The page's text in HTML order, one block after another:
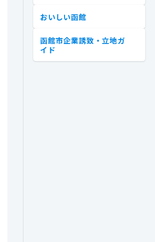
おいしい函館
函館市企業誘致・立地ガ
イド